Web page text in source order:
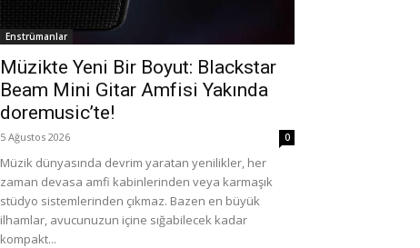
Enstrümanlar
Müzikte Yeni Bir Boyut: Blackstar
Beam Mini Gitar Amfisi Yakında
doremusic’te!
5 Ağustos 2026 0
Müzik dünyasında devrim yaratan yenilikler, her
zaman devasa amfi kabinlerinden veya karmaşık
stüdyo sistemlerinden çıkmaz. Bazen en büyük
ilhamlar, avucunuzun içine sığabilecek kadar
kompakt...